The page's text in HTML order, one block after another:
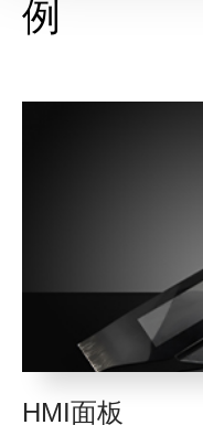
例
HMI面板